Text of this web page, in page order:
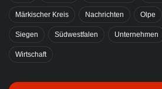
Märkischer Kreis Nachrichten Olpe
Siegen Südwestfalen Unternehmen
Wirtschaft